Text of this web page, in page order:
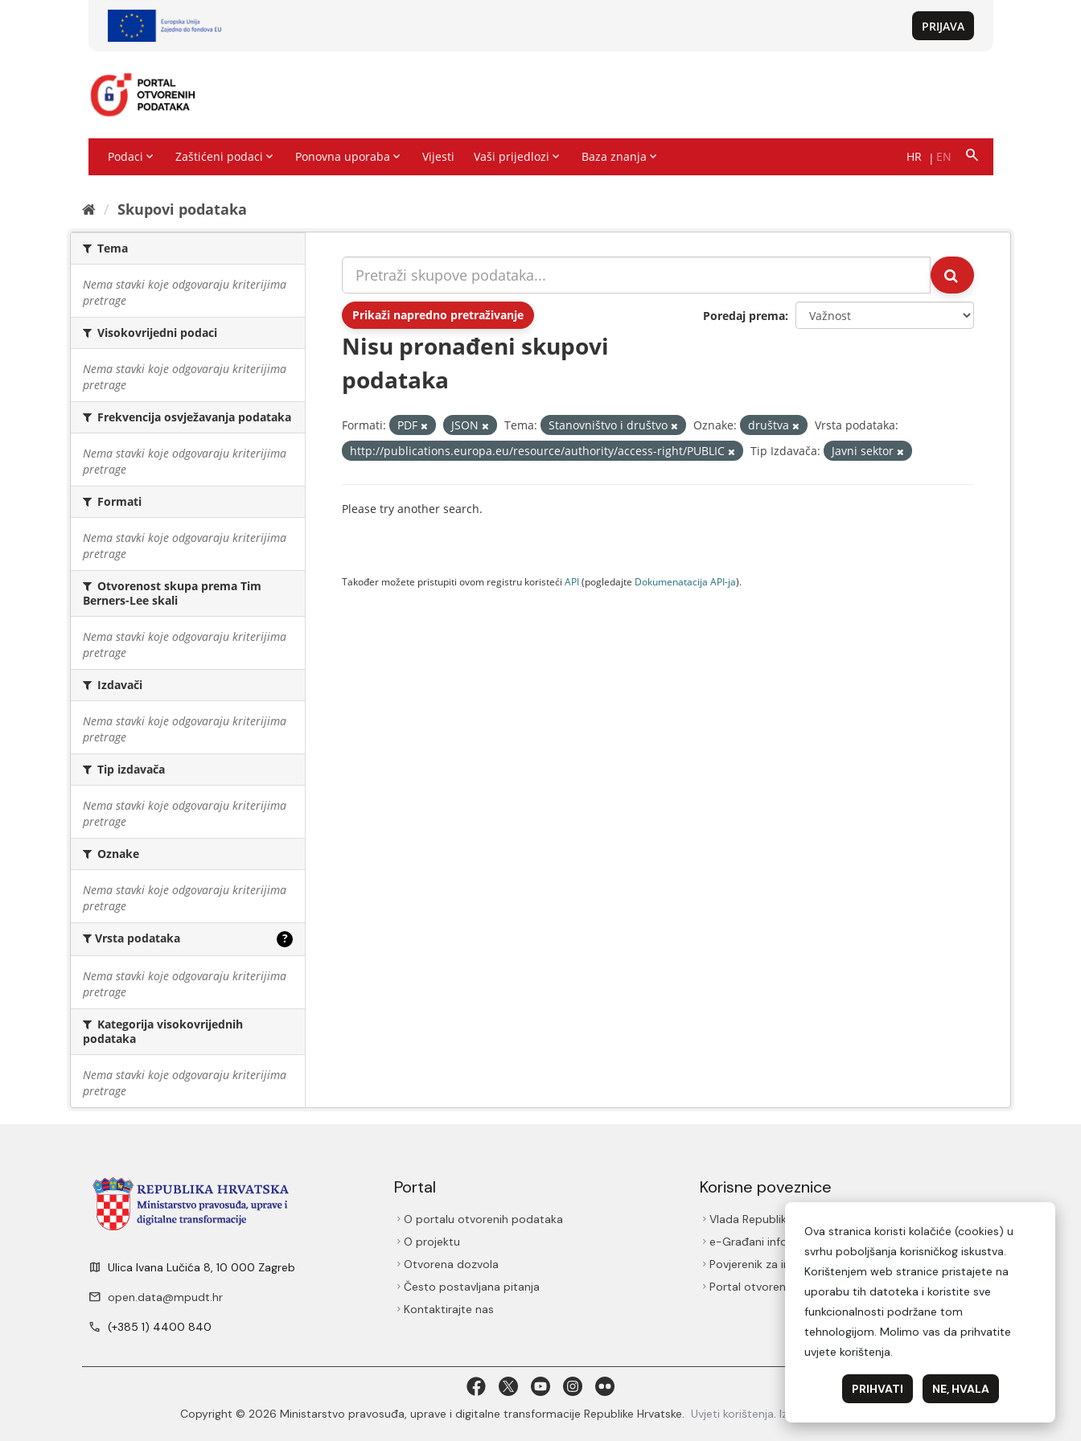
Skupovi podаtаkа
Tema
Nema stavki koje odgovaraju kriterijima
pretrage
Visokovrijedni podaci
Nema stavki koje odgovaraju kriterijima
pretrage
Frekvencija osvježavanja podataka
Nema stavki koje odgovaraju kriterijima
pretrage
Formati
Nema stavki koje odgovaraju kriterijima
pretrage
Otvorenost skupa prema Tim
Berners-Lee skali
Nema stavki koje odgovaraju kriterijima
pretrage
Izdavači
Nema stavki koje odgovaraju kriterijima
pretrage
Tip izdavača
Nema stavki koje odgovaraju kriterijima
pretrage
Oznake
Nema stavki koje odgovaraju kriterijima
pretrage
Vrsta podataka ?
Nema stavki koje odgovaraju kriterijima
pretrage
Kategorija visokovrijednih
podataka
Nema stavki koje odgovaraju kriterijima
pretrage
Prikaži napredno pretraživanje Poredaj prema
Nisu pronađeni skupovi
podataka
Formati: PDF JSON Tema: Stanovništvo i društvo Oznake: društva
Vrsta podataka:
http://publications.europa.eu/resource/authority/access-right/PUBLIC
Tip Izdavača: Javni sektor
Please try another search.
Također možete pristupiti ovom registru koristeći API(pogledajte Dokumenаtаcijа API-jа).